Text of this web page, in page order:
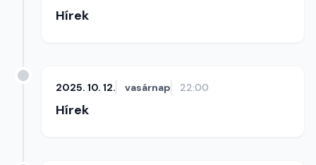
Hírek
2025. 10. 12. vasárnap 22:00
Hírek